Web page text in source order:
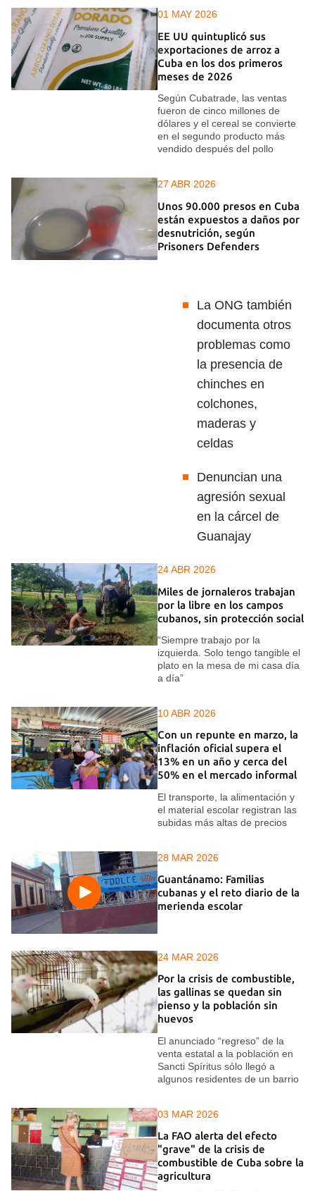
01 MAY 2026
EE UU quintuplicó sus
exportaciones de arroz a
Cuba en los dos primeros
meses de 2026
Según Cubatrade, las ventas
fueron de cinco millones de
dólares y el cereal se convierte
en el segundo producto más
vendido después del pollo
27 ABR 2026
Unos 90.000 presos en Cuba
están expuestos a daños por
desnutrición, según
Prisoners Defenders
La ONG también
documenta otros
problemas como
la presencia de
chinches en
colchones,
maderas y
celdas
Denuncian una
agresión sexual
en la cárcel de
Guanajay
24 ABR 2026
Miles de jornaleros trabajan
por la libre en los campos
cubanos, sin protección social
“Siempre trabajo por la
izquierda. Solo tengo tangible el
plato en la mesa de mi casa día
a día”
10 ABR 2026
Con un repunte en marzo, la
inflación oficial supera el
13% en un año y cerca del
50% en el mercado informal
El transporte, la alimentación y
el material escolar registran las
subidas más altas de precios
28 MAR 2026
Guantánamo: Familias
cubanas y el reto diario de la
merienda escolar
24 MAR 2026
Por la crisis de combustible,
las gallinas se quedan sin
pienso y la población sin
huevos
El anunciado “regreso” de la
venta estatal a la población en
Sancti Spíritus sólo llegó a
algunos residentes de un barrio
03 MAR 2026
La FAO alerta del efecto
"grave" de la crisis de
combustible de Cuba sobre la
agricultura